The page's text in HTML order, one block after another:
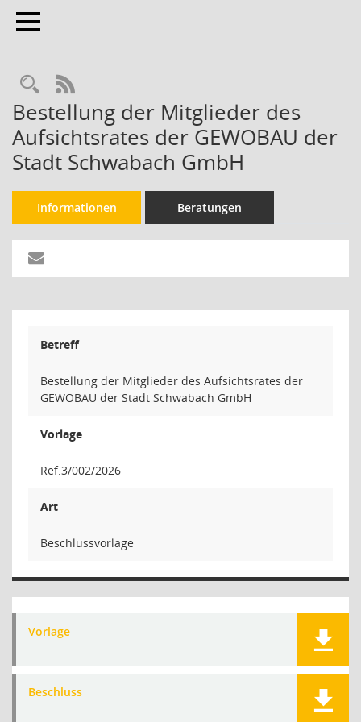
Toggle navigation
Rechercheauswahl
RSS-Feed
Bestellung der Mitglieder des
Aufsichtsrates der GEWOBAU der
Stadt Schwabach GmbH
Informationen Beratungen
Betreff
Bestellung der Mitglieder des Aufsichtsrates der
GEWOBAU der Stadt Schwabach GmbH
Vorlage
Ref.3/002/2026
Art
Beschlussvorlage
Vorlage
Beschluss